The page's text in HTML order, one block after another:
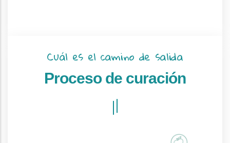
Cuál es el camino de salida
Proceso de curación